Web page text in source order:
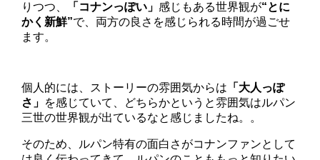
りつつ、
「コナンっぽい」感じもある世界観が“とに
かく新鮮”で、両方の良さを感じられる時間が過ごせ
ます。
個人的には、ストーリーの雰囲気からは 「大人っぽ
さ」 を感じていて、どちらかというと雰囲気はルパン
三世の世界観が出ているなと感じましたね。。
そのため、ルパン特有の面白さがコナンファンとして